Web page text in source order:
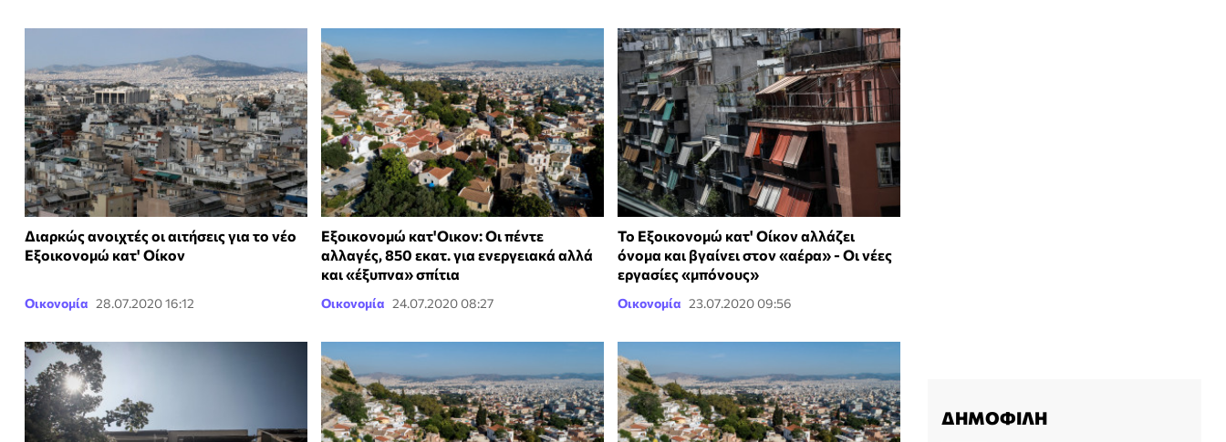
Διαρκώς ανοιχτές οι αιτήσεις για το νέο
Εξοικονομώ κατ' Οίκον
Οικονομία 28.07.2020 16:12
Εξοικονομώ κατ'Οικον: Οι πέντε
αλλαγές, 850 εκατ. για ενεργειακά αλλά
και «έξυπνα» σπίτια
Οικονομία 24.07.2020 08:27
Το Εξοικονομώ κατ' Οίκον αλλάζει
όνομα και βγαίνει στον «αέρα» - Οι νέες
εργασίες «μπόνους»
Οικονομία 23.07.2020 09:56
ΔΗΜΟΦΙΛΗ